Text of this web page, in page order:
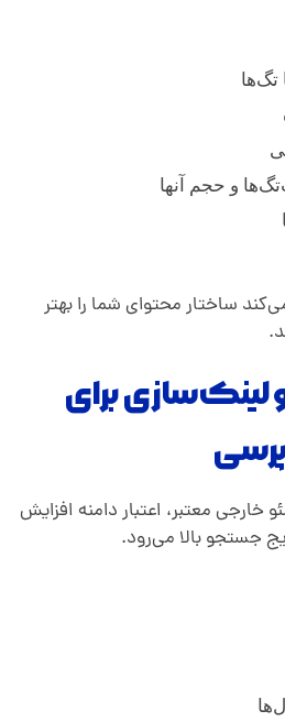
تگ‌ها
و حجم آنها
ساختار محتوای شما را بهتر
لینک‌سازی برای
خارجی معتبر، اعتبار دامنه افزایش
جستجو بالا می‌رود.